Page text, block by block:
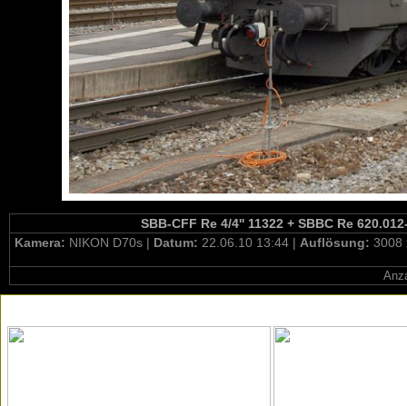
SBB-CFF Re 4/4'' 11322 + SBBC Re
Kamera: NIKON D70s | Datum: 22.06.10 13:44 | Auflösung: 3008